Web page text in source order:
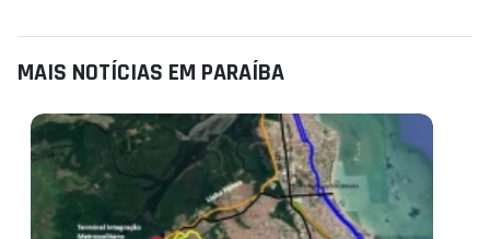
MAIS NOTÍCIAS EM PARAÍBA